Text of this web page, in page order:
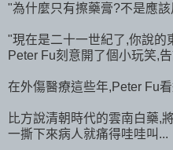
"為什麼只有擦藥膏?不是應
"現在是二十一世紀了,你說的
Peter Fu刻意開了個小玩笑,
在外傷醫療這些年,Peter Fu
比方說清朝時代的雲南白藥,
一撕下來病人就痛得哇哇叫...